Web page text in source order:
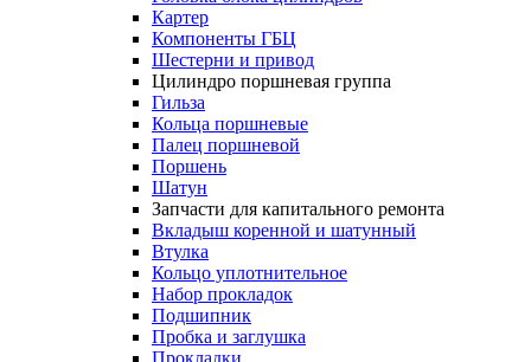
Картер
Компоненты ГБЦ
Шестерни и привод
Цилиндро поршневая группа
Гильза
Кольца поршневые
Палец поршневой
Поршень
Шатун
Запчасти для капитального ремонта
Вкладыш коренной и шатунный
Втулка
Кольцо уплотнительное
Набор прокладок
Подшипник
Пробка и заглушка
Прокладки